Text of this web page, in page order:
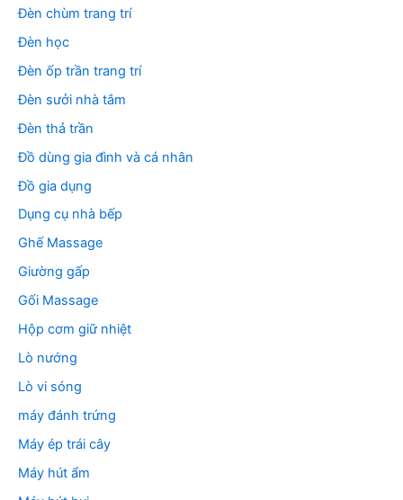
Đèn chùm trang trí
Đèn học
Đèn ốp trần trang trí
Đèn sưởi nhà tắm
Đèn thả trần
Đồ dùng gia đình và cá nhân
Đồ gia dụng
Dụng cụ nhà bếp
Ghế Massage
Giường gấp
Gối Massage
Hộp cơm giữ nhiệt
Lò nướng
Lò vi sóng
máy đánh trứng
Máy ép trái cây
Máy hút ẩm